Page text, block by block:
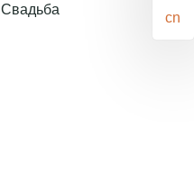
Свадьба
cn